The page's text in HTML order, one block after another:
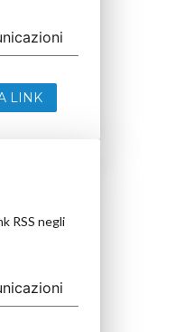
LINK
RSS negli